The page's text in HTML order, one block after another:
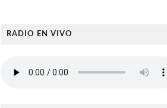
RADIO EN VIVO